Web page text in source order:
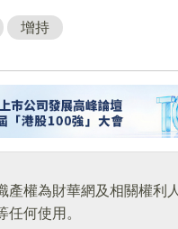
增持
產權為財華網及相關權利
何使用。